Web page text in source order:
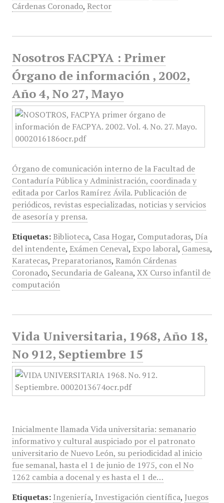
Cárdenas Coronado, Rector
Nosotros FACPYA : Primer
Órgano de información , 2002,
Año 4, No 27, Mayo
Órgano de comunicación interno de la Facultad de
Contaduría Pública y Administración, coordinada y
editada por Carlos Ramírez Ávila. Publicación de
periódicos, revistas especializadas, noticias y servicios
de asesoría y prensa.
Etiquetas: Biblioteca, Casa Hogar, Computadoras, Día
del intendente, Exámen Ceneval, Expo laboral, Gamesa,
Karatecas, Preparatorianos, Ramón Cárdenas
Coronado, Secundaria de Galeana, XX Curso infantil de
computación
Vida Universitaria, 1968, Año 18,
No 912, Septiembre 15
Inicialmente llamada Vida universitaria: semanario
informativo y cultural auspiciado por el patronato
universitario de Nuevo León, su periodicidad al inicio
fue semanal, hasta el 1 de junio de 1975, con el No
1262 cambia a docenal y es hasta el 1 de…
Etiquetas: Ingeniería, Investigación científica, Juegos